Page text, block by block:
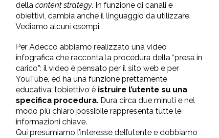
dellacontent strategy. In funzione di canali e
obiettivi, cambia anche il linguaggio da utilizzare.
Vediamo alcuni esempi.
Per Adecco abbiamo realizzato una video
infografica che racconta la procedura della “presa in
carico”: il video è pensato per il sito web e per
YouTube, ed ha una funzione prettamente
educativa: l’obiettivo è istruire l’utente su una
specifica procedura. Dura circa due minuti e nel
modo più chiaro possibile rappresenta tutte le
informazioni chiave.
Qui presumiamo l’interesse dell’utente e dobbiamo